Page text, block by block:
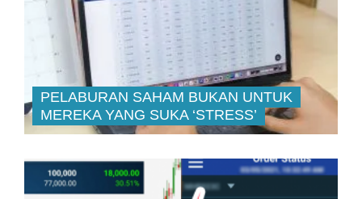
PELABURAN SAHAM BUKAN UNTUK
MEREKA YANG SUKA ‘STRESS’